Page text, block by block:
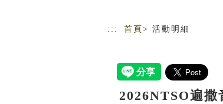
::: 首頁 > 活動明細
2026NTSO遍